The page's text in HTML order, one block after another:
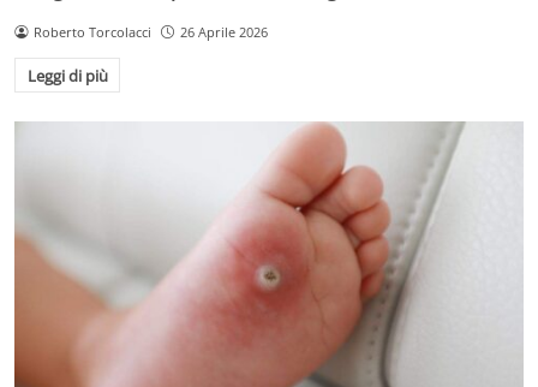
Roberto Torcolacci 26 Aprile 2026
Leggi di più